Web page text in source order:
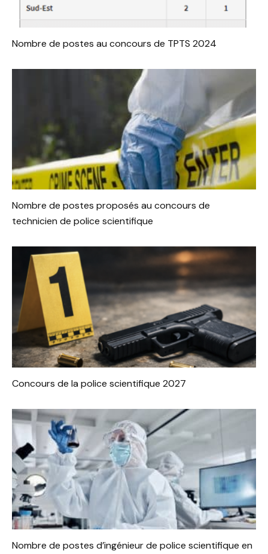
Nombre de postes au concours de TPTS 2024
Nombre de postes proposés au concours de
technicien de police scientifique
Concours de la police scientifique 2027
Nombre de postes d’ingénieur de police scientifique en